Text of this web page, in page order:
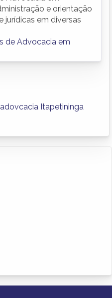
e orientação
jurídicas em diversas
de Advocacia em
Itapetininga